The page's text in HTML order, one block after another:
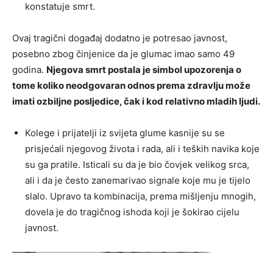
konstatuje smrt.
Ovaj tragični događaj dodatno je potresao javnost,
posebno zbog činjenice da je glumac imao samo 49
godina. Njegova smrt postala je simbol upozorenja o
tome koliko neodgovaran odnos prema zdravlju može
imati ozbiljne posljedice, čak i kod relativno mladih ljudi.
Kolege i prijatelji iz svijeta glume kasnije su se
prisjećali njegovog života i rada, ali i teških navika koje
su ga pratile. Isticali su da je bio čovjek velikog srca,
ali i da je često zanemarivao signale koje mu je tijelo
slalo. Upravo ta kombinacija, prema mišljenju mnogih,
dovela je do tragičnog ishoda koji je šokirao cijelu
javnost.